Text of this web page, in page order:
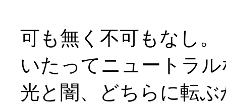
可も無く不可もなし。
いたってニュートラ
光と闇、どちらに転ぶ